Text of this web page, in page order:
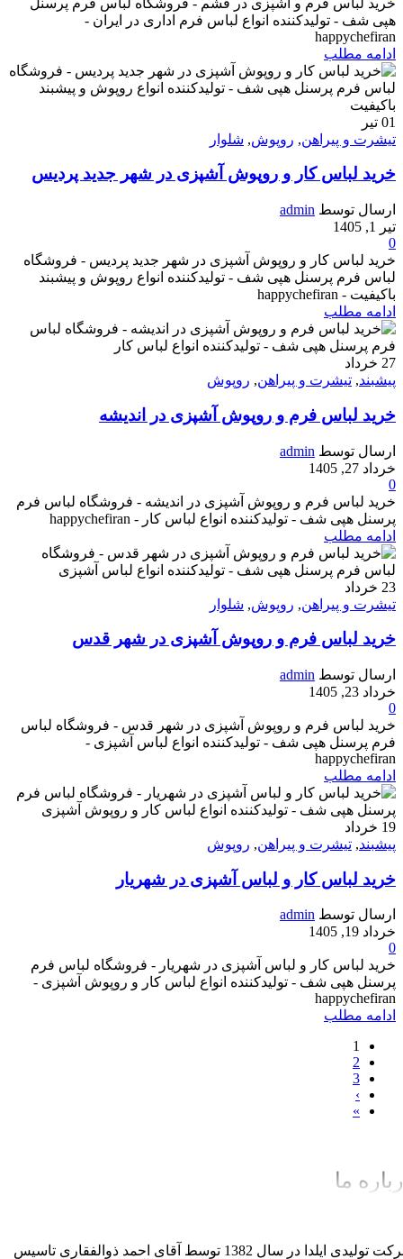
هپی شف - تولیدکننده انواع لباس فرم اداری در ایران -
happychefiran
ادامه مطلب
01 تیر
تیشرت و پیراهن, روپوش, شلوار
خرید لباس کار و روپوش آشپزی در شهر جدید پردیس
ارسال توسط admin
تیر 1, 1405
0
خرید لباس کار و روپوش آشپزی در شهر جدید پردیس - فروشگاه
لباس فرم پرسنل هپی شف - تولیدکننده انواع روپوش و پیشبند
باکیفیت - happychefiran
ادامه مطلب
27 خرداد
پیشبند, تیشرت و پیراهن, روپوش
خرید لباس فرم و روپوش آشپزی در اندیشه
ارسال توسط admin
خرداد 27, 1405
0
خرید لباس فرم و روپوش آشپزی در اندیشه - فروشگاه لباس فرم
پرسنل هپی شف - تولیدکننده انواع لباس کار - happychefiran
ادامه مطلب
23 خرداد
تیشرت و پیراهن, روپوش, شلوار
خرید لباس فرم و روپوش آشپزی در شهر قدس
ارسال توسط admin
خرداد 23, 1405
0
خرید لباس فرم و روپوش آشپزی در شهر قدس - فروشگاه لباس
فرم پرسنل هپی شف - تولیدکننده انواع لباس آشپزی -
happychefiran
ادامه مطلب
19 خرداد
پیشبند, تیشرت و پیراهن, روپوش
خرید لباس کار و لباس آشپزی در شهریار
ارسال توسط admin
خرداد 19, 1405
0
خرید لباس کار و لباس آشپزی در شهریار - فروشگاه لباس فرم
پرسنل هپی شف - تولیدکننده انواع لباس کار و روپوش آشپزی -
happychefiran
ادامه مطلب
1
2
3
›
»
ما
شرکت تولیدی ایلدا در سال 1382 توسط آقای احمد ذوالفقاری تاسیس